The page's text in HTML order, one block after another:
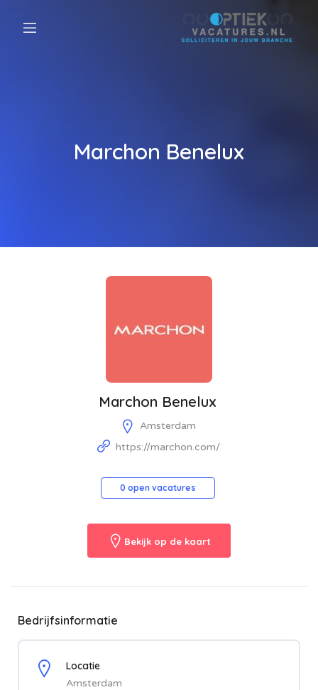
Marchon Benelux
Marchon Benelux
Amsterdam
https://marchon.com/
0 open vacatures
Bekijk op de kaart
Bedrijfsinformatie
Locatie
Amsterdam